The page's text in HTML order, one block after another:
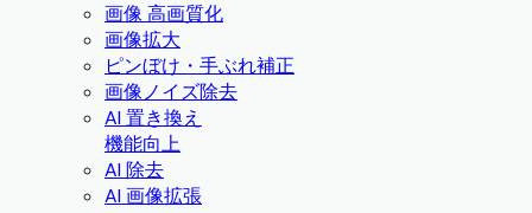
画像 高画質化
画像拡大
ピンぼけ・手ぶれ補正
画像ノイズ除去
AI 置き換え
機能向上
AI 除去
AI 画像拡張